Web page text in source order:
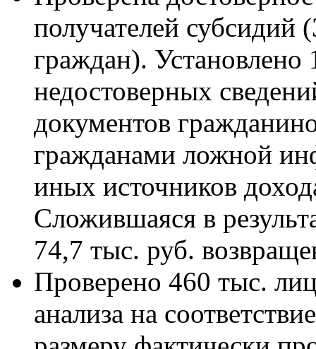
получателей субсидий
граждан). Установлено
недостоверных
документов
гражданами ложной
иных источников
Сложившаяся в
74,7 тыс. руб.
Проверено 460 тыс.
анализа на